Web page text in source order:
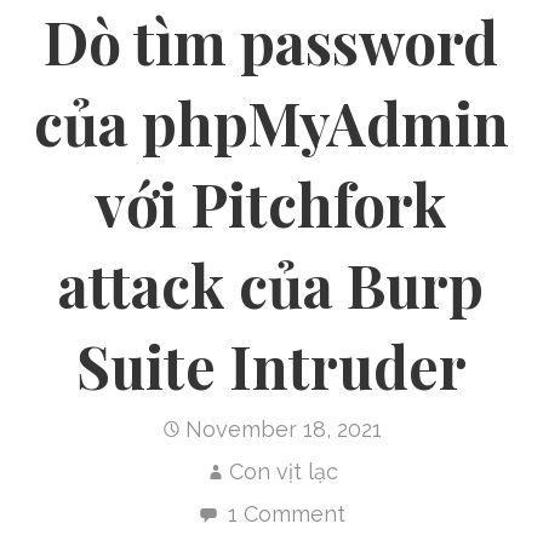
Dò tìm password
của phpMyAdmin
với Pitchfork
attack của Burp
Suite Intruder
November 18, 2021
Con vịt lạc
1 Comment